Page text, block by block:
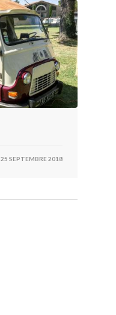
25 SEPTEMBRE 2018